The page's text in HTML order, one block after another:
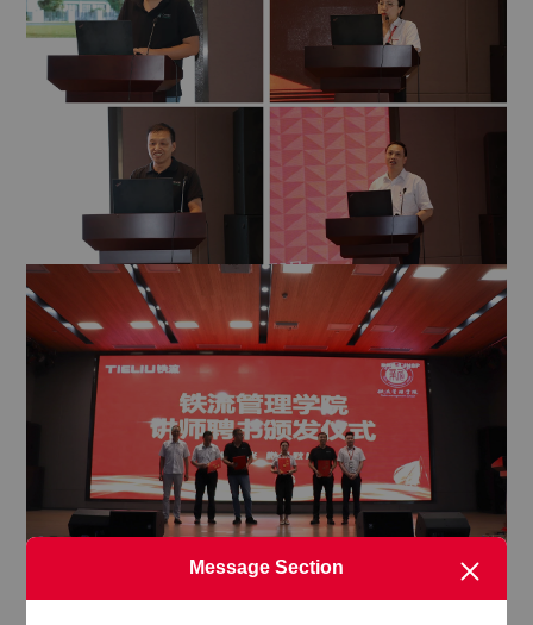
此次活动的第三项议程就是导师交流活动。铁流管理学院定
Message Section